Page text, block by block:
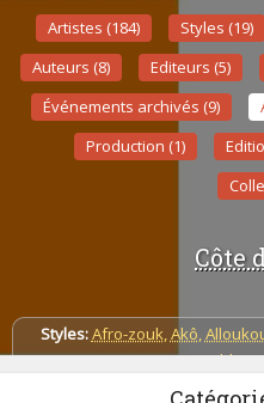
Artistes (184) Styles (19)
Auteurs (8)
Editeurs (5)
Événements archivés (9)
Production (1)
Côte
Styles:Afro-zouk,Akô,
Zoblazo,